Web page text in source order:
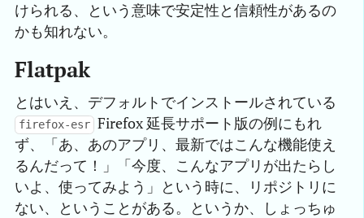
けられる、という意味で安定性と信頼性があるの
かも知れない。
Flatpak
とはいえ、デフォルトでインストールされている
firefox-esr Firefox 延長サポート版の例にもれ
ず、「あ、あのアプリ、最新ではこんな機能使え
るんだって！」「今度、こんなアプリが出たらし
いよ、使ってみよう」という時に、リポジトリに
ない、ということがある。というか、しょっちゅ